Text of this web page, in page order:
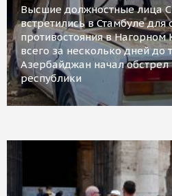
Высшие должностные лица
встретились в Стамбуле для
противостояния в Нагорном
всего за несколько дней до
Азербайджан начал
республики